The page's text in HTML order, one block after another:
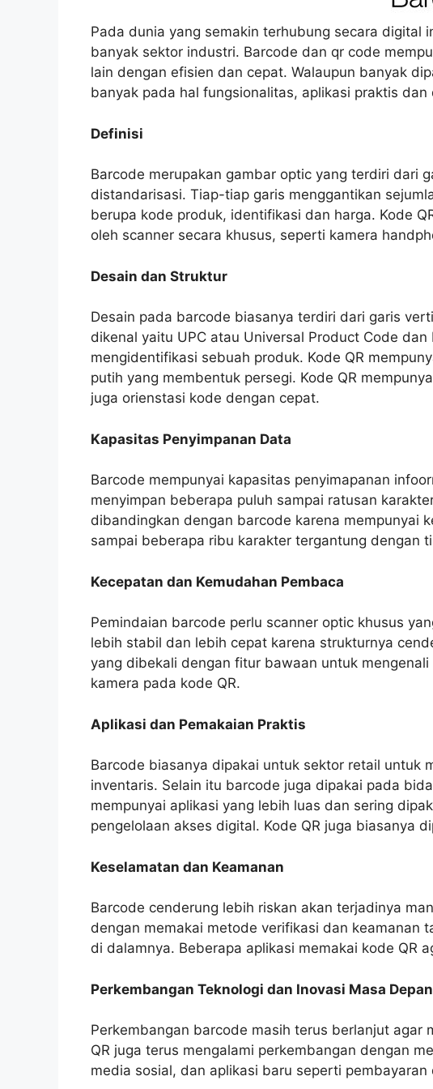
Pada dunia yang semakin terhubung secara
banyak sektor industri. Barcode dan qr code
lain dengan efisien dan cepat. Walaupun banyak
banyak pada hal fungsionalitas, aplikasi praktis dan
Definisi
Barcode merupakan gambar optic yang terdiri dari
distandarisasi. Tiap-tiap garis menggantikan
berupa kode produk, identifikasi dan harga. Kode
oleh scanner secara khusus, seperti kamera
Desain dan Struktur
Desain pada barcode biasanya terdiri dari garis
dikenal yaitu UPC atau Universal Product Code
mengidentifikasi sebuah produk. Kode QR
putih yang membentuk persegi. Kode QR
juga orienstasi kode dengan cepat.
Kapasitas Penyimpanan Data
Barcode mempunyai kapasitas penyimapanan
menyimpan beberapa puluh sampai ratusan
dibandingkan dengan barcode karena mempunyai
sampai beberapa ribu karakter tergantung dengan
Kecepatan dan Kemudahan Pembaca
Pemindaian barcode perlu scanner optic khusus
lebih stabil dan lebih cepat karena strukturnya
yang dibekali dengan fitur bawaan untuk
kamera pada kode QR.
Aplikasi dan Pemakaian Praktis
Barcode biasanya dipakai untuk sektor retail untuk
inventaris. Selain itu barcode juga dipakai pada
mempunyai aplikasi yang lebih luas dan sering
pengelolaan akses digital. Kode QR juga biasanya
Keselamatan dan Keamanan
Barcode cenderung lebih riskan akan terjadinya
dengan memakai metode verifikasi dan keamanan
di dalamnya. Beberapa aplikasi memakai kode QR
Perkembangan Teknologi dan Inovasi Masa Depan
Perkembangan barcode masih terus berlanjut agar
QR juga terus mengalami perkembangan dengan
media sosial, dan aplikasi baru seperti pembayaran